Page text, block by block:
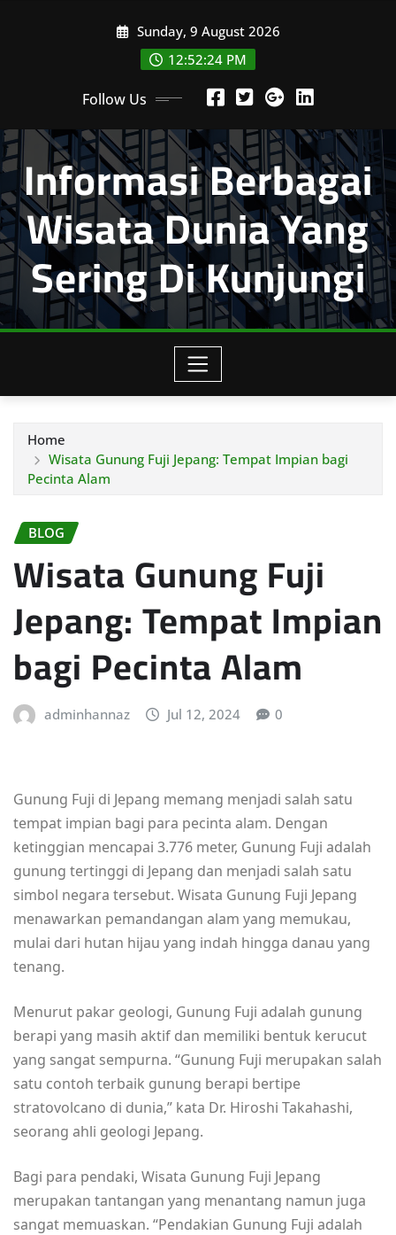
Sunday, 9 August 2026
12:52:24 PM
Follow Us
Informasi Berbagai
Wisata Dunia Yang
Sering Di Kunjungi
Home
Wisata Gunung Fuji Jepang: Tempat Impian bagi
Pecinta Alam
BLOG
Wisata Gunung Fuji
Jepang: Tempat Impian
bagi Pecinta Alam
adminhannaz Jul 12, 2024 0
Gunung Fuji di Jepang memang menjadi salah satu
tempat impian bagi para pecinta alam. Dengan
ketinggian mencapai 3.776 meter, Gunung Fuji adalah
gunung tertinggi di Jepang dan menjadi salah satu
simbol negara tersebut. Wisata Gunung Fuji Jepang
menawarkan pemandangan alam yang memukau,
mulai dari hutan hijau yang indah hingga danau yang
tenang.
Menurut pakar geologi, Gunung Fuji adalah gunung
berapi yang masih aktif dan memiliki bentuk kerucut
yang sangat sempurna. “Gunung Fuji merupakan salah
satu contoh terbaik gunung berapi bertipe
stratovolcano di dunia,” kata Dr. Hiroshi Takahashi,
seorang ahli geologi Jepang.
Bagi para pendaki, Wisata Gunung Fuji Jepang
merupakan tantangan yang menantang namun juga
sangat memuaskan. “Pendakian Gunung Fuji adalah